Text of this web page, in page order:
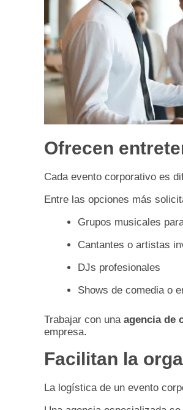
Ofrecen
Cada evento corporativo es
Entre las opciones más
Grupos musicales
Cantantes o artistas
DJs profesionales
Shows de comedia o
Trabajar con una agencia de
empresa.
Facilitan la
La logística de un evento